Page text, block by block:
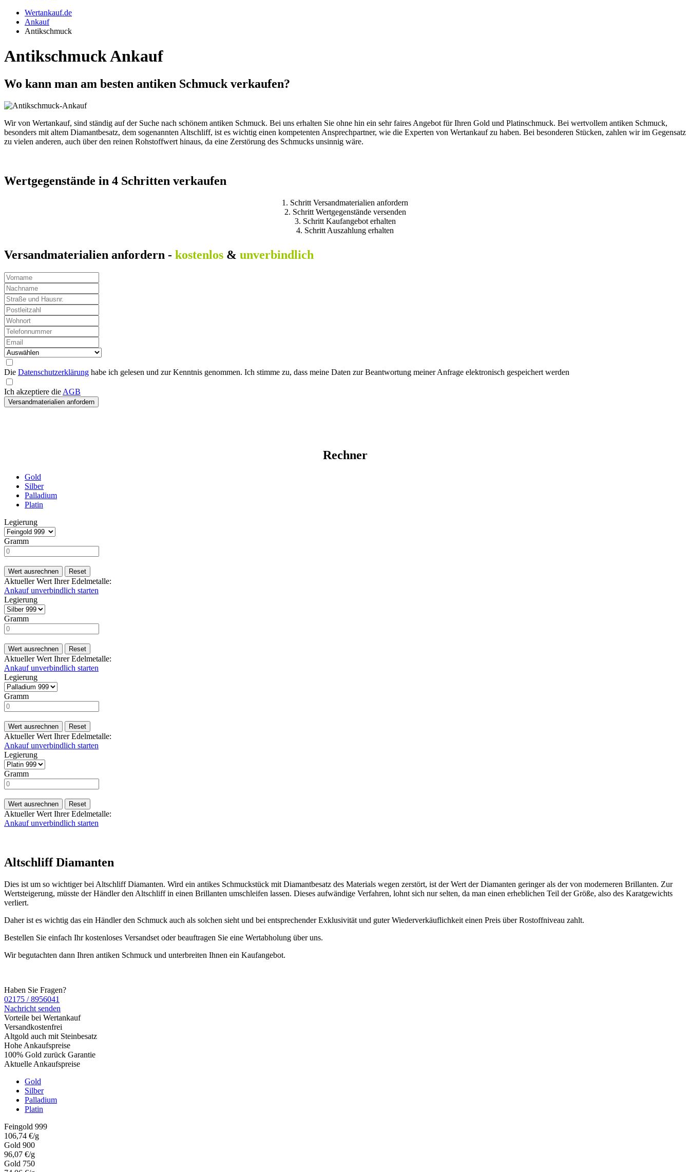
Wertankauf.de
Ankauf
Antikschmuck
Antikschmuck Ankauf
Wo kann man am besten antiken Schmuck verkaufen?
Wir von Wertankauf, sind ständig auf der Suche nach schönem antiken Schmuck. Bei uns erhalten Sie ohne hin ein sehr faires Angebot für Ihren Gold und Platinschmuck. Bei wertvollem antiken Schmuck,
besonders mit altem Diamantbesatz, dem sogenannten Altschliff, ist es wichtig einen kompetenten Ansprechpartner, wie die Experten von Wertankauf zu haben. Bei besonderen Stücken, zahlen wir im Gegensatz
zu vielen anderen, auch über den reinen Rohstoffwert hinaus, da eine Zerstörung des Schmucks unsinnig wäre.
Wertgegenstände in 4 Schritten verkaufen
1. Schritt Versandmaterialien anfordern
2. Schritt Wertgegenstände versenden
3. Schritt Kaufangebot erhalten
4. Schritt Auszahlung erhalten
Versandmaterialien anfordern - kostenlos & unverbindlich
Die Datenschutzerklärung habe ich gelesen und zur Kenntnis genommen. Ich stimme zu, dass meine Daten zur Beantwortung meiner Anfrage elektronisch gespeichert werden
Ich akzeptiere die AGB
Versandmaterialien anfordern
Rechner
Gold
Silber
Palladium
Platin
Legierung
Gramm
Wert ausrechnen Reset
Aktueller Wert Ihrer Edelmetalle:
Ankauf unverbindlich starten
Legierung
Gramm
Wert ausrechnen Reset
Aktueller Wert Ihrer Edelmetalle:
Ankauf unverbindlich starten
Legierung
Gramm
Wert ausrechnen Reset
Aktueller Wert Ihrer Edelmetalle:
Ankauf unverbindlich starten
Legierung
Gramm
Wert ausrechnen Reset
Aktueller Wert Ihrer Edelmetalle:
Ankauf unverbindlich starten
Altschliff Diamanten
Dies ist um so wichtiger bei Altschliff Diamanten. Wird ein antikes Schmuckstück mit Diamantbesatz des Materials wegen zerstört, ist der Wert der Diamanten geringer als der von moderneren Brillanten. Zur
Wertsteigerung, müsste der Händler den Altschliff in einen Brillanten umschleifen lassen. Dieses aufwändige Verfahren, lohnt sich nur selten, da man einen erheblichen Teil der Größe, also des Karatgewichts
verliert.
Daher ist es wichtig das ein Händler den Schmuck auch als solchen sieht und bei entsprechender Exklusivität und guter Wiederverkäuflichkeit einen Preis über Rostoffniveau zahlt.
Bestellen Sie einfach Ihr kostenloses Versandset oder beauftragen Sie eine Wertabholung über uns.
Wir begutachten dann Ihren antiken Schmuck und unterbreiten Ihnen ein Kaufangebot.
Haben Sie Fragen?
02175 / 8956041
Nachricht senden
Vorteile bei Wertankauf
Versandkostenfrei
Altgold auch mit Steinbesatz
Hohe Ankaufspreise
100% Gold zurück Garantie
Aktuelle Ankaufspreise
Gold
Silber
Palladium
Platin
Feingold 999
106,74 €/g
Gold 900
96,07 €/g
Gold 750